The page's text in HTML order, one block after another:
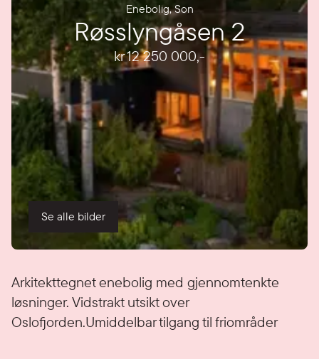
Enebolig,Son
Røsslyngåsen 2
kr 12 250 000,-
Se alle bilder
Arkitekttegnet enebolig med gjennomtenkte
løsninger. Vidstrakt utsikt over
Oslofjorden.Umiddelbar tilgang til friområder
Detaljer